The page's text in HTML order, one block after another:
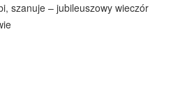
szanuje – jubileuszowy wieczór